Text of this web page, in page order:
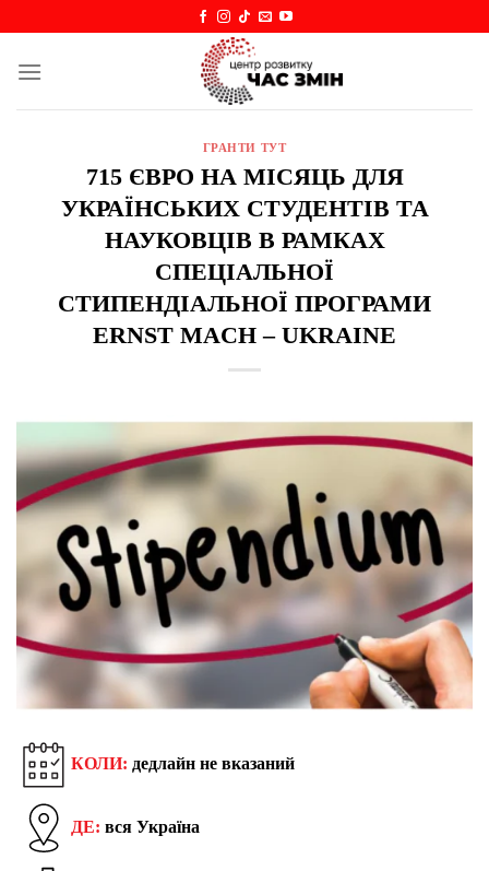
content
ГРАНТИ ТУТ
715 ЄВРО НА МІСЯЦЬ ДЛЯ
УКРАЇНСЬКИХ СТУДЕНТІВ ТА
НАУКОВЦІВ В РАМКАХ
СПЕЦІАЛЬНОЇ
СТИПЕНДІАЛЬНОЇ ПРОГРАМИ
ERNST MACH – UKRAINE
КОЛИ: дедлайн не вказаний
ДЕ: вся Україна